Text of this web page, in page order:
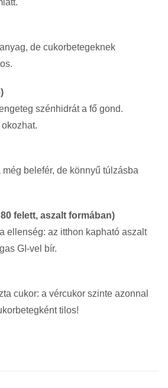
de cukorbetegeknek
szénhidrát a fő gond.
belefér, de könnyű túlzásba
felett, aszalt formában)
ellenség: az itthon kapható aszalt
GI-vel bír.
cukor: a vércukor szinte azonnal
tilos!